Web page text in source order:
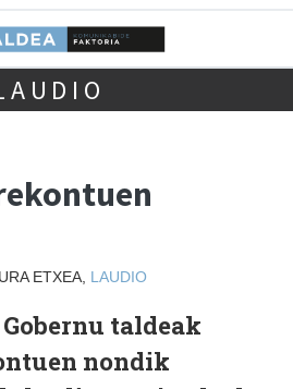
ETXEA, LAUDIO
taldeak
nondik